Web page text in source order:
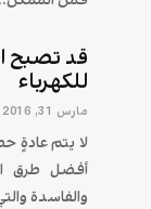
قد تصبح
للكهرباء
مارس 31, 2016
لا يتم عادةٍ
أفضل طرق
والفاسدة